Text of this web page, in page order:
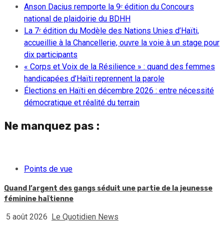
Anson Dacius remporte la 9ᵉ édition du Concours
national de plaidoirie du BDHH
La 7ᵉ édition du Modèle des Nations Unies d’Haïti,
accueillie à la Chancellerie, ouvre la voie à un stage pour
dix participants
« Corps et Voix de la Résilience » : quand des femmes
handicapées d’Haïti reprennent la parole
Élections en Haïti en décembre 2026 : entre nécessité
démocratique et réalité du terrain
Ne manquez pas :
Points de vue
Quand l’argent des gangs séduit une partie de la jeunesse
féminine haïtienne
5 août 2026 Le Quotidien News